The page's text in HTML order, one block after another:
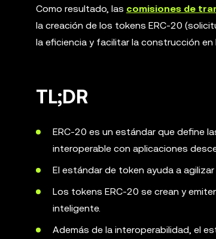
Como resultado, las comisiones de
la creación de los tokens ERC-20
la eficiencia y facilitar la construcción en
TL;DR
ERC-20 es un estándar que define
interoperable con aplicaciones
El estándar de token ayuda a
Los tokens ERC-20 se crean y
inteligente.
Además de la interoperabilidad, el